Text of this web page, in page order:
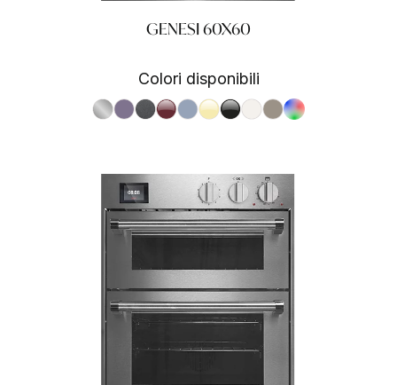
GENESI 60X60
Colori disponibili
S.Steel SS
Ametista AA
Antracite AN
Bordeaux BR
Celeste CE
Crema CR
Nero BA
Nuvola NA
Sabbia SA
RAL